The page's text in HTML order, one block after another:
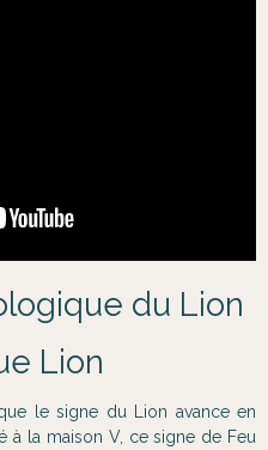
du Lion
Lion
le signe du Lion avance en
à la maison V, ce signe de Feu